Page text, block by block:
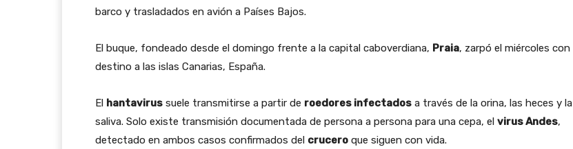
barco y trasladados en avión a Países Bajos.
El buque, fondeado desde el domingo frente a la capital caboverdiana, Praia, zarpó el miércoles con
destino a las islas Canarias, España.
El hantavirus suele transmitirse a partir de roedores infectados a través de la orina, las heces y la
saliva. Solo existe transmisión documentada de persona a persona para una cepa, el virus Andes,
detectado en ambos casos confirmados del crucero que siguen con vida.